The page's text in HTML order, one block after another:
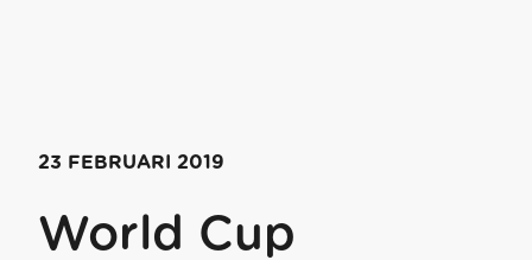
23 FEBRUARI 2019
World Cup